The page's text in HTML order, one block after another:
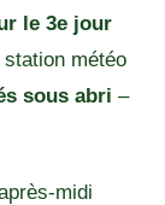
le 3e jour
météo
sous abri –
midi